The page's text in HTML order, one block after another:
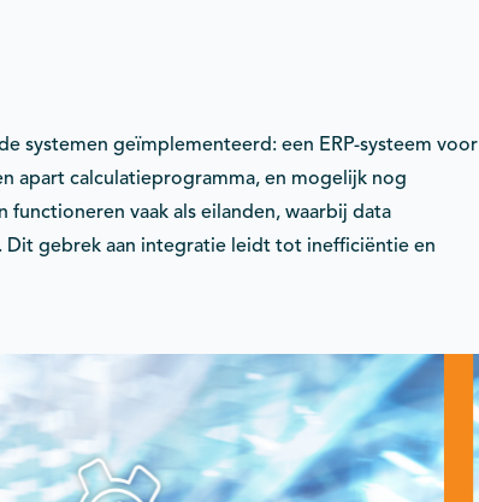
systemen geïmplementeerd: een ERP-systeem voor
apart calculatieprogramma, en mogelijk nog
vaak als eilanden, waarbij data
gebrek aan integratie leidt tot inefficiëntie en